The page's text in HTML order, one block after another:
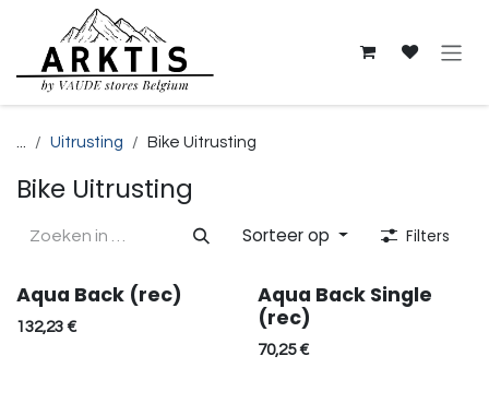
Overslaan naar inhoud
... Uitrusting Bike Uitrusting
Bike Uitrusting
Sorteer op Filters
Aqua Back (rec)
132,23 €
Aqua Back Single
(rec)
70,25€